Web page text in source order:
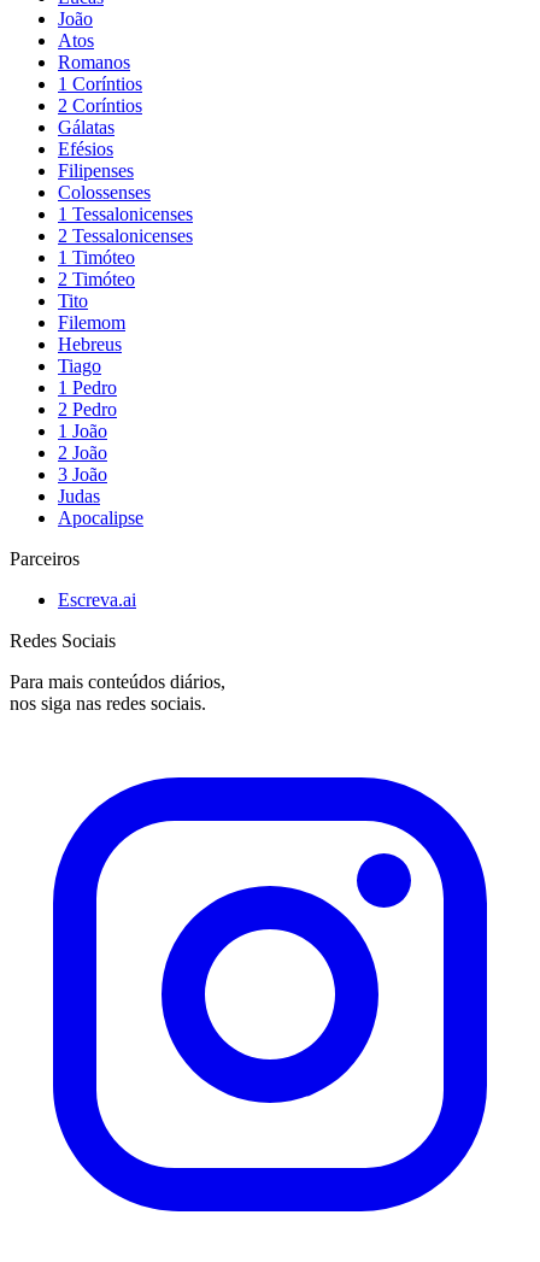
João
Atos
Romanos
1 Coríntios
2 Coríntios
Gálatas
Efésios
Filipenses
Colossenses
1 Tessalonicenses
2 Tessalonicenses
1 Timóteo
2 Timóteo
Tito
Filemom
Hebreus
Tiago
1 Pedro
2 Pedro
1 João
2 João
3 João
Judas
Apocalipse
Parceiros
Escreva.ai
Redes Sociais
Para mais conteúdos diários,
nos siga nas redes sociais.